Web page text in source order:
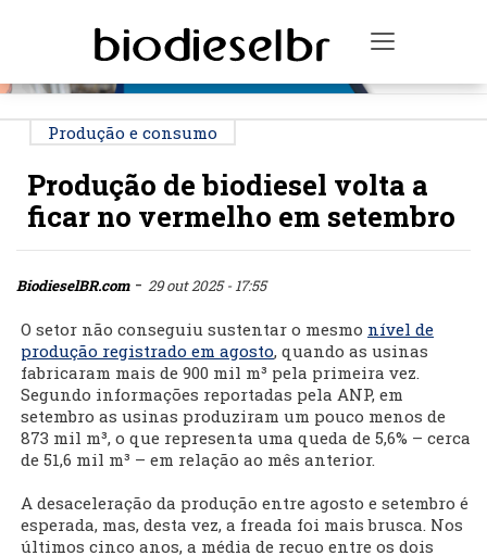
Toggle
Produção e consumo
Produção de biodiesel volta a
ficar no vermelho em setembro
BiodieselBR.com- 29 out 2025 - 17:55
O setor não conseguiu sustentar o mesmo nível de
produção registrado em agosto, quando as usinas
fabricaram mais de 900 mil m³ pela primeira vez.
Segundo informações reportadas pela ANP, em
setembro as usinas produziram um pouco menos de
873 mil m³, o que representa uma queda de 5,6% – cerca
de 51,6 mil m³ – em relação ao mês anterior.
A desaceleração da produção entre agosto e setembro é
esperada, mas, desta vez, a freada foi mais brusca. Nos
últimos cinco anos, a média de recuo entre os dois